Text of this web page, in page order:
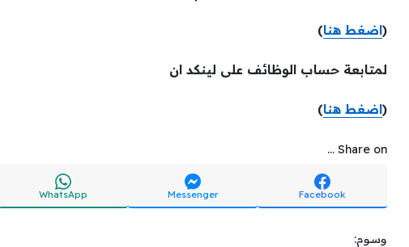
(اضغط هنا)
لمتابعة حساب الوظائف على لينكد ان
(اضغط هنا)
Share on ...
Facebook
Messenger
WhatsApp
وسوم: